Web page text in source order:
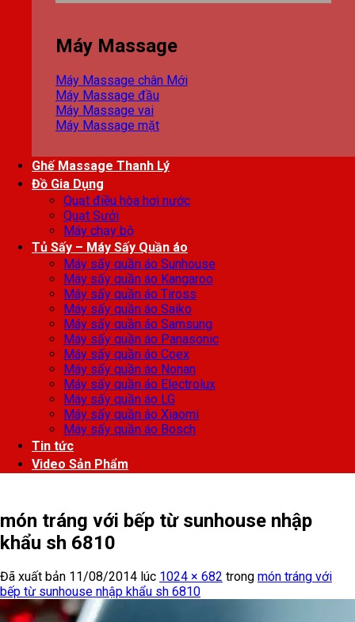
Máy Massage
Máy Massage chân
Máy Massage đầu
Máy Massage vai
Máy Massage mặt
Ghế Massage Thanh Lý
Đồ Gia Dụng
Quạt điều hòa hơi nước
Quạt Sưởi
Máy chạy bộ
Tủ Sấy – Máy Sấy Quần áo
Máy sấy quần áo Sunhouse
Máy sấy quần áo Kangaroo
Máy sấy quần áo Tiross
Máy sấy quần áo Saiko
Máy sấy quần áo Samsung
Máy sấy quần áo Panasonic
Máy sấy quần áo Coex
Máy sấy quần áo Nonan
Máy sấy quần áo Electrolux
Máy sấy quần áo LG
Máy sấy quần áo Xiaomi
Máy sấy quần áo Bosch
Tin tức
Video Sản Phẩm
món tráng với bếp từ sunhouse nhập
khẩu sh 6810
Đã xuất bản 11/08/2014 lúc 1024 × 682 trong món tráng với
bếp từ sunhouse nhập khẩu sh 6810